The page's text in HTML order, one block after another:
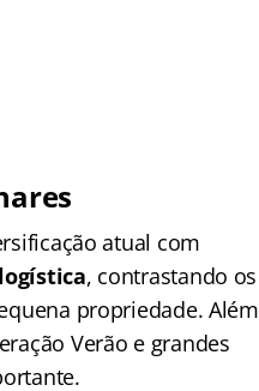
atual com
, contrastando os
propriedade. Além
Verão e grandes